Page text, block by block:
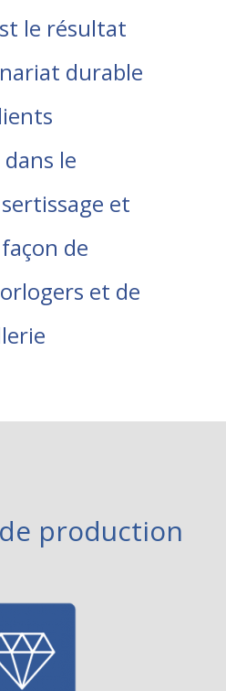
le résultat
durable
le
et
de
et de
production